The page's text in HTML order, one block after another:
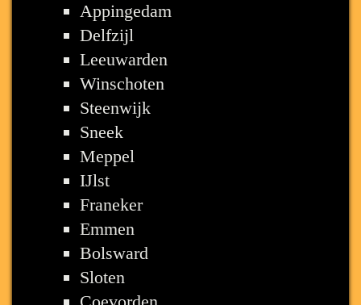
Appingedam
Delfzijl
Leeuwarden
Winschoten
Steenwijk
Sneek
Meppel
IJlst
Franeker
Emmen
Bolsward
Sloten